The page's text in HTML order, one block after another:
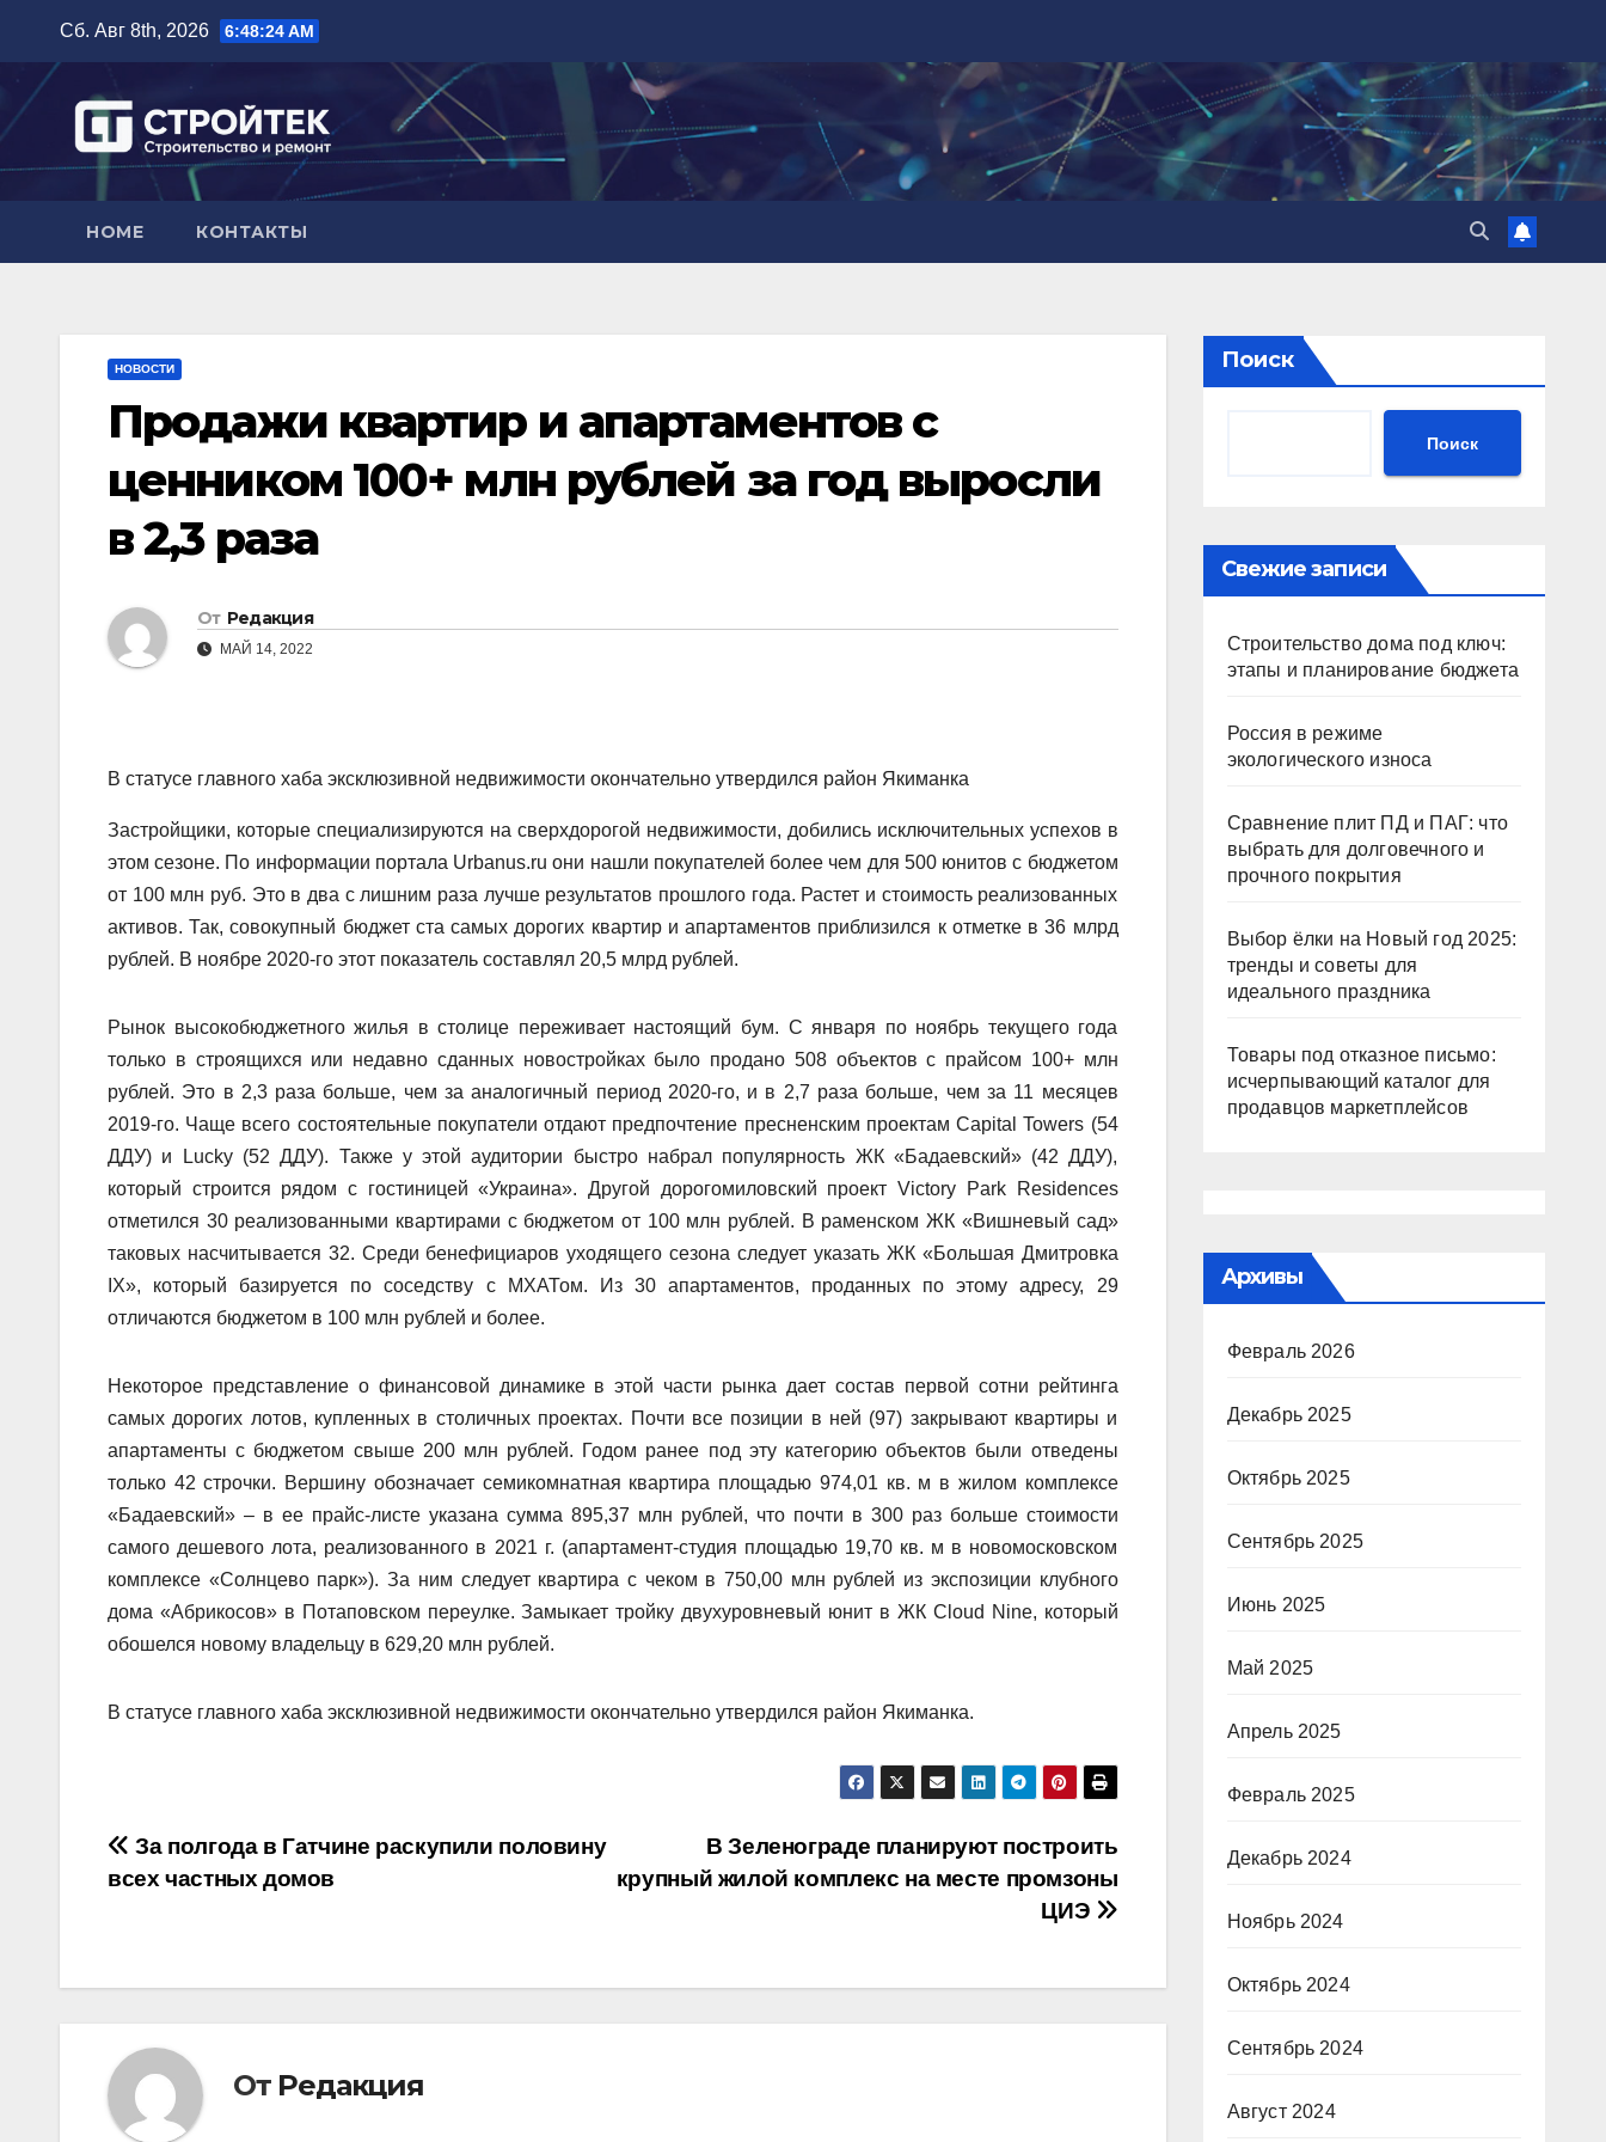
содержимому
Сб. Авг 8th, 2026 6:48:25 AM
HOME КОНТАКТЫ
НОВОСТИ
Продажи квартир и апартаментов с
ценником 100+ млн рублей за год выросли
в 2,3 раза
От Редакция
МАЙ 14, 2022
В статусе главного хаба эксклюзивной недвижимости окончательно утвердился район Якиманка
Застройщики, которые специализируются на сверхдорогой недвижимости, добились исключительных успехов в
этом сезоне. По информации портала Urbanus.ru они нашли покупателей более чем для 500 юнитов с бюджетом
от 100 млн руб. Это в два с лишним раза лучше результатов прошлого года. Растет и стоимость реализованных
активов. Так, совокупный бюджет ста самых дорогих квартир и апартаментов приблизился к отметке в 36 млрд
рублей. В ноябре 2020-го этот показатель составлял 20,5 млрд рублей.
Рынок высокобюджетного жилья в столице переживает настоящий бум. С января по ноябрь текущего года
только в строящихся или недавно сданных новостройках было продано 508 объектов с прайсом 100+ млн
рублей. Это в 2,3 раза больше, чем за аналогичный период 2020-го, и в 2,7 раза больше, чем за 11 месяцев
2019-го. Чаще всего состоятельные покупатели отдают предпочтение пресненским проектам Capital Towers (54
ДДУ) и Lucky (52 ДДУ). Также у этой аудитории быстро набрал популярность ЖК «Бадаевский» (42 ДДУ),
который строится рядом с гостиницей «Украина». Другой дорогомиловский проект Victory Park Residences
отметился 30 реализованными квартирами с бюджетом от 100 млн рублей. В раменском ЖК «Вишневый сад»
таковых насчитывается 32. Среди бенефициаров уходящего сезона следует указать ЖК «Большая Дмитровка
IX», который базируется по соседству с МХАТом. Из 30 апартаментов, проданных по этому адресу, 29
отличаются бюджетом в 100 млн рублей и более.
Некоторое представление о финансовой динамике в этой части рынка дает состав первой сотни рейтинга
самых дорогих лотов, купленных в столичных проектах. Почти все позиции в ней (97) закрывают квартиры и
апартаменты с бюджетом свыше 200 млн рублей. Годом ранее под эту категорию объектов были отведены
только 42 строчки. Вершину обозначает семикомнатная квартира площадью 974,01 кв. м в жилом комплексе
«Бадаевский» – в ее прайс-листе указана сумма 895,37 млн рублей, что почти в 300 раз больше стоимости
самого дешевого лота, реализованного в 2021 г. (апартамент-студия площадью 19,70 кв. м в новомосковском
комплексе «Солнцево парк»). За ним следует квартира с чеком в 750,00 млн рублей из экспозиции клубного
дома «Абрикосов» в Потаповском переулке. Замыкает тройку двухуровневый юнит в ЖК Cloud Nine, который
обошелся новому владельцу в 629,20 млн рублей.
В статусе главного хаба эксклюзивной недвижимости окончательно утвердился район Якиманка.
Навигация
В Зеленограде планируют построить
крупный жилой комплекс на месте промзоны
ЦИЭ
За полгода в Гатчине раскупили половину
всех частных домов
От Редакция
Поиск
Поиск
Свежие записи
Строительство дома под ключ:
этапы и планирование бюджета
Россия в режиме
экологического износа
Сравнение плит ПД и ПАГ: что
выбрать для долговечного и
прочного покрытия
Выбор ёлки на Новый год 2025:
тренды и советы для
идеального праздника
Товары под отказное письмо:
исчерпывающий каталог для
продавцов маркетплейсов
Архивы
Февраль 2026
Декабрь 2025
Октябрь 2025
Сентябрь 2025
Июнь 2025
Май 2025
Апрель 2025
Февраль 2025
Декабрь 2024
Ноябрь 2024
Октябрь 2024
Сентябрь 2024
Август 2024